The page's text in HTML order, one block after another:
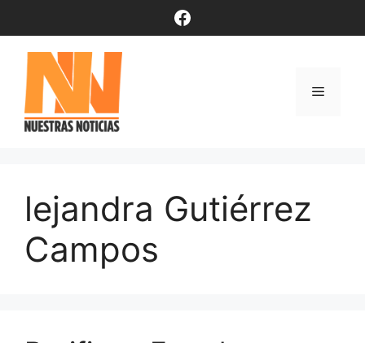
contenido
Facebook
Menú
lejandra Gutiérrez
Campos